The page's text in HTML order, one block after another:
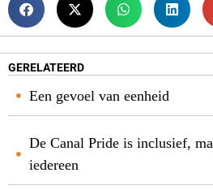
GERELATEERD
Een gevoel van eenheid
De Canal Pride is inclusief,
iedereen